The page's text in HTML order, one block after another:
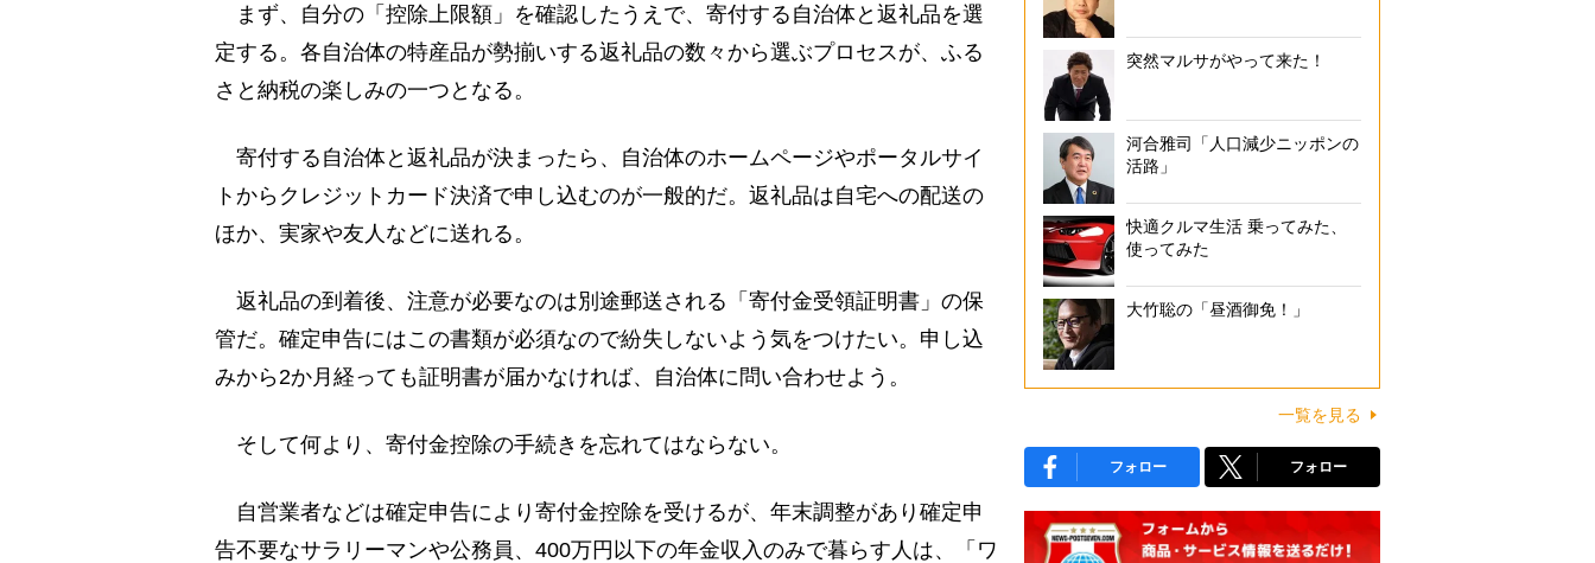
まず、自分の「控除上限額」を確認したうえで、寄付する自治体と返礼品を選
定する。各自治体の特産品が勢揃いする返礼品の数々から選ぶプロセスが、ふる
さと納税の楽しみの一つとなる。
寄付する自治体と返礼品が決まったら、自治体のホームページやポータルサイ
トからクレジットカード決済で申し込むのが一般的だ。返礼品は自宅への配送の
ほか、実家や友人などに送れる。
返礼品の到着後、注意が必要なのは別途郵送される「寄付金受領証明書」の保
管だ。確定申告にはこの書類が必須なので紛失しないよう気をつけたい。申し込
みから2か月経っても証明書が届かなければ、自治体に問い合わせよう。
そして何より、寄付金控除の手続きを忘れてはならない。
自営業者などは確定申告により寄付金控除を受けるが、年末調整があり確定申
告不要なサラリーマンや公務員、400万円以下の年金収入のみで暮らす人は、「ワ
突然マルサがやって来た！
河合雅司「人口減少ニッポンの
活路」
快適クルマ生活 乗ってみた、
使ってみた
大竹聡の「昼酒御免！」
一覧を見る
フォロー フォロー